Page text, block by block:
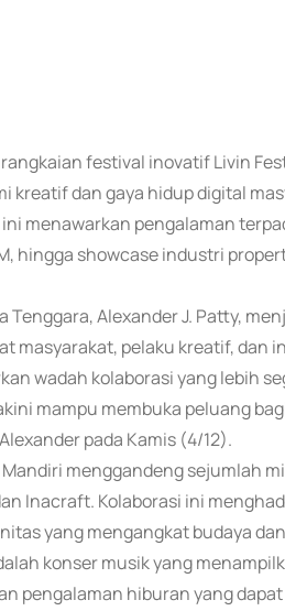
festival inovatif Livin
dan gaya hidup digital
menawarkan pengalaman
hingga showcase industri
Tenggara, Alexander J. Patty,
masyarakat, pelaku kreatif, dan
wadah kolaborasi yang lebih
mampu membuka peluang
pada Kamis (4/12).
menggandeng sejumlah
Inacraft. Kolaborasi ini
yang mengangkat budaya
konser musik yang
pengalaman hiburan yang